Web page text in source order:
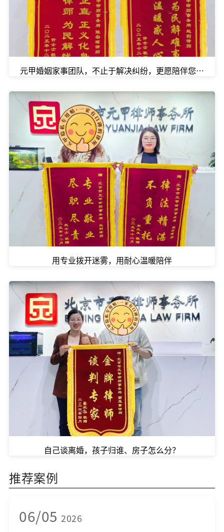
元甲婚姻家事团队，不止于解决纠纷，更愿陪伴您走向新
用专业拨开迷雾，用耐心温暖陪伴
自己谈离婚，孩子归谁、房子怎么分？
推荐案例
06/05 2026